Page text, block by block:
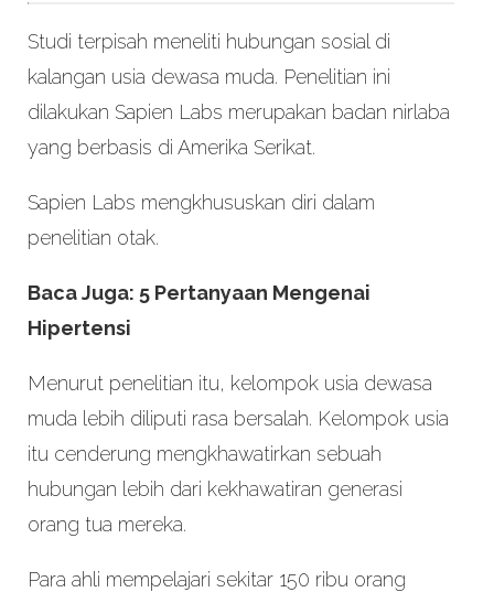
Studi terpisah meneliti hubungan sosial di
kalangan usia dewasa muda. Penelitian ini
dilakukan Sapien Labs merupakan badan nirlaba
yang berbasis di Amerika Serikat.
Sapien Labs mengkhususkan diri dalam
penelitian otak.
Baca Juga: 5 Pertanyaan Mengenai
Hipertensi
Menurut penelitian itu, kelompok usia dewasa
muda lebih diliputi rasa bersalah. Kelompok usia
itu cenderung mengkhawatirkan sebuah
hubungan lebih dari kekhawatiran generasi
orang tua mereka.
Para ahli mempelajari sekitar 150 ribu orang